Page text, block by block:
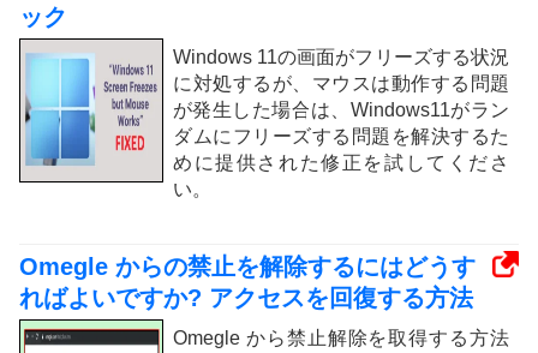
ック
Windows 11の画面がフリーズする状況
に対処するが、マウスは動作する問題
が発生した場合は、Windows11がラン
ダムにフリーズする問題を解決するた
めに提供された修正を試してくださ
い。
Omegle からの禁止を解除するにはどうす
ればよいですか? アクセスを回復する方法
Omegle から禁止解除を取得する方法